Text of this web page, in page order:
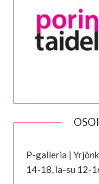
P-galleria |
14-18, la-su 12-